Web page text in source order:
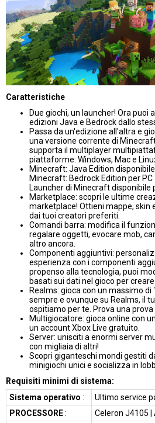
Caratteristiche
Due giochi, un launcher! Ora
edizioni Java e Bedrock dallo
Passa da un'edizione all'altra e
una versione corrente di
supporta il multiplayer
piattaforme: Windows, Mac e
Minecraft: Java Edition
Minecraft: Bedrock Edition per PC
Launcher di Minecraft disponibile
Marketplace: scopri le ultime
marketplace! Ottieni mappe, skin
dai tuoi creatori preferiti.
Comandi barra: modifica il
regalare oggetti, evocare mob,
altro ancora.
Componenti aggiuntivi:
esperienza con i componenti
propenso alla tecnologia, puoi
basati sui dati nel gioco per
Realms: gioca con un massimo
sempre e ovunque su Realms, il
ospitiamo per te. Prova una
Multigiocatore: gioca online con
un account Xbox Live gratuito.
Server: unisciti a enormi server
con migliaia di altri!
Scopri giganteschi mondi gestiti
minigiochi unici e socializza in
Requisiti minimi di sistema:
Sistema operativo :
Ultimo service
PROCESSORE:
Celeron J4105 |